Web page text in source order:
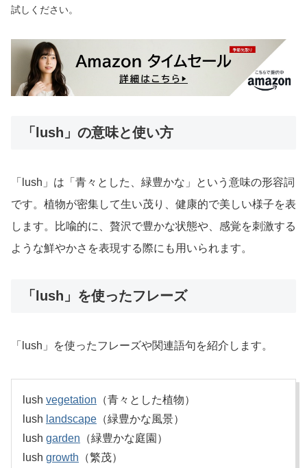
試しください。
「lush」の意味と使い方
「lush」は「青々とした、緑豊かな」という意味の形容詞
です。植物が密集して生い茂り、健康的で美しい様子を表
します。比喩的に、贅沢で豊かな状態や、感覚を刺激する
ような鮮やかさを表現する際にも用いられます。
「lush」を使ったフレーズ
「lush」を使ったフレーズや関連語句を紹介します。
lush vegetation （青々とした植物）
lush landscape （緑豊かな風景）
lush garden （緑豊かな庭園）
lush growth （繁茂）